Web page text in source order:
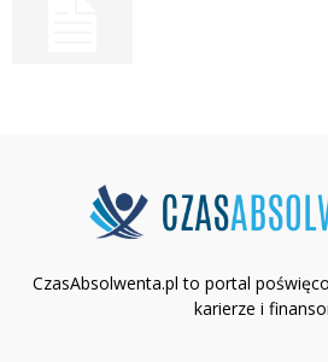
CzasAbsolwenta.pl to portal
karierze i